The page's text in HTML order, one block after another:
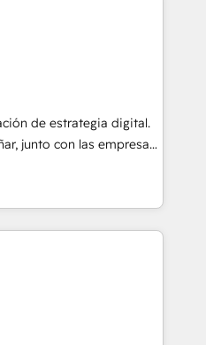
Customer First in
de estrategia digital.
junto con las empresas,
con su mercado meta,
disponible para
comerciales.